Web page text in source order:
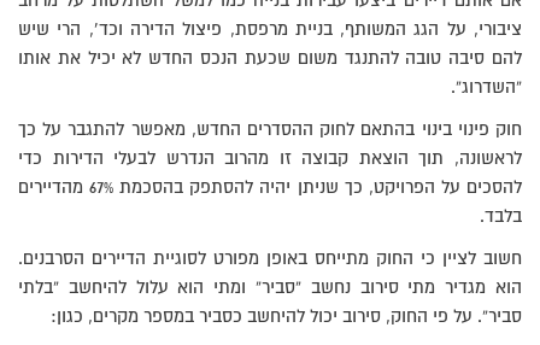
ציבורי, על הגג המשותף, בניית מרפסת, פיצול הדירה וכד’, הרי שיש
להם סיבה טובה להתנגד משום שכעת הנכס החדש לא יכיל את אותו
“השדרוג”.
חוק פינוי בינוי בהתאם לחוק ההסדרים החדש, מאפשר להתגבר על כך
לראשונה, תוך הוצאת קבוצה זו מהרוב הנדרש לבעלי הדירות כדי
להסכים על הפרויקט, כך שניתן יהיה להסתפק בהסכמת 67% מהדיירים
בלבד.
חשוב לציין כי החוק מתייחס באופן מפורט לסוגיית הדיירים הסרבנים.
הוא מגדיר מתי סירוב נחשב “סביר” ומתי הוא עלול להיחשב “בלתי
סביר”. על פי החוק, סירוב יכול להיחשב כסביר במספר מקרים, כגון: